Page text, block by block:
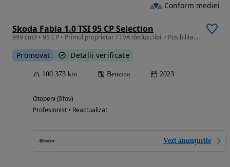
Skoda Fabia 1.0 TSI 95 CP Selection
999 cm3 • 95 CP • Primul proprietar / TVA dedusctibil / Posibilitate finantare
Promovat Detalii verificate
100 373 km Benzina 2023
Otopeni (Ilfov)
Profesionist • Reactualizat
Vezi anunțurile
Conform mediei